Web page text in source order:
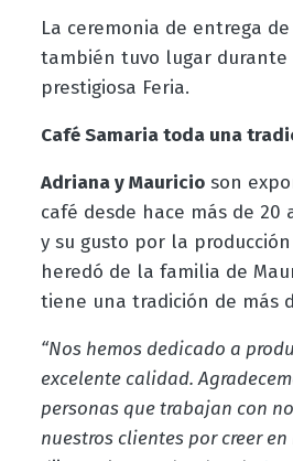
La ceremonia de entrega
también tuvo lugar durante
prestigiosa Feria.
Café Samaria toda una
Adriana y Mauricioson
café desde hace más de 20
y su gusto por la
heredó de la familia de
tiene una tradición de más
“Nos hemos dedicado a
excelente calidad.
personas que trabajan con
nuestros clientes por creer en